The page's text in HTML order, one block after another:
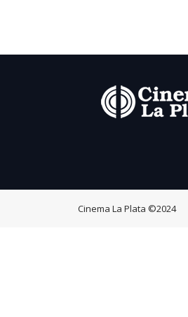
Cinema La Plata ©2024